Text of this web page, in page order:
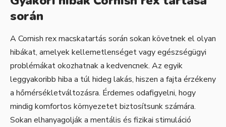
során
A Cornish rex macskatartás során sokan követnek el olyan
hibákat, amelyek kellemetlenséget vagy egészségügyi
problémákat okozhatnak a kedvencnek. Az egyik
leggyakoribb hiba a túl hideg lakás, hiszen a fajta érzékeny
a hőmérsékletváltozásra. Érdemes odafigyelni, hogy
mindig komfortos környezetet biztosítsunk számára.
Sokan elhanyagolják a mentális és fizikai stimuláció